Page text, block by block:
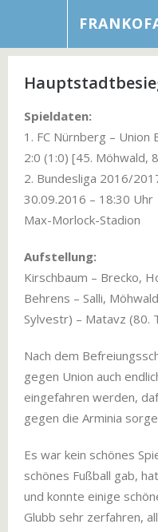
Spieldaten:
1. FC Nürnberg – Union
2:0 (1:0) [45. Möhwald,
2. Bundesliga 2016/
30.09.2016 – 18:30 Uhr
Max-Morlock-Stadion
Aufstellung:
Kirschbaum – Brecko,
Behrens – Salli,
Sylvestr) – Matavz (80.
Nach dem
gegen Union auch
eingefahren werden,
gegen die Arminia
Es war kein schönes
schönes Fußball gab,
und konnte einige
Glubb sehr zerfahren,